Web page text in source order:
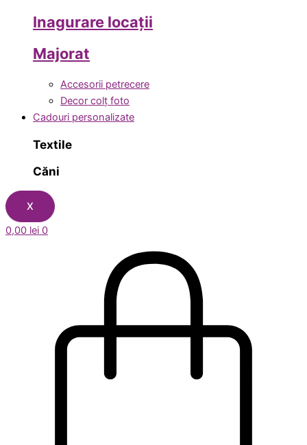
Inagurare locații
Majorat
Accesorii petrecere
Decor colț foto
Cadouri personalizate
Textile
Căni
X
0,00 lei 0